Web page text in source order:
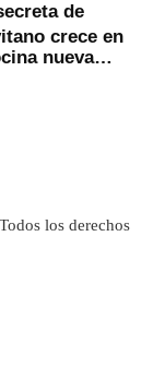
de
crece en
nueva
los derechos